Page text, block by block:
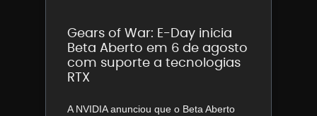
Gears of War: E-Day inicia
Beta Aberto em 6 de agosto
com suporte a tecnologias
RTX
A NVIDIA anunciou que o Beta Aberto